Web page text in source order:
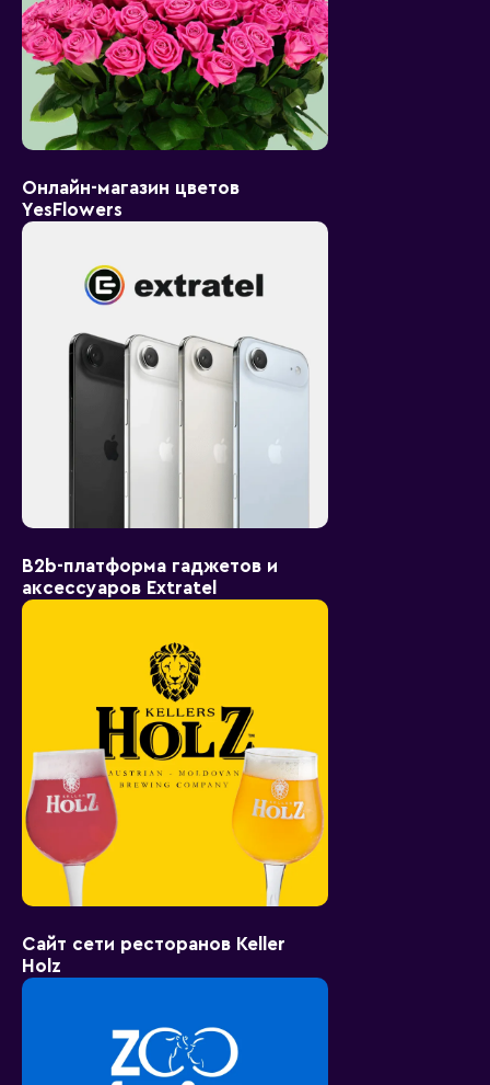
Онлайн-магазин цветов
YesFlowers
B2b-платформа гаджетов и
аксессуаров Extratel
Сайт сети ресторанов Keller
Holz